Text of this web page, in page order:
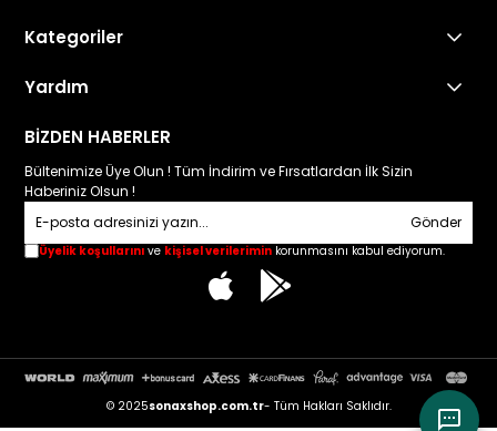
Kategoriler
Yardım
BİZDEN HABERLER
Bültenimize Üye Olun ! Tüm İndirim ve Fırsatlardan İlk Sizin
Haberiniz Olsun !
Gönder
Üyelik koşullarını ve kişisel verilerimin korunmasını kabul ediyorum.
© 2025sonaxshop.com.tr- Tüm Hakları Saklıdır.
04:08